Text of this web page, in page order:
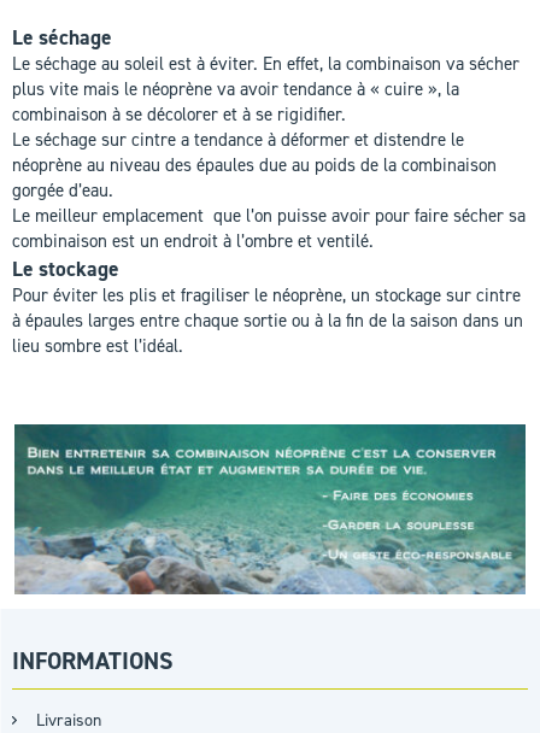
Le séchage
Le séchage au soleil est à éviter. En effet, la combinaison va sécher
plus vite mais le néoprène va avoir tendance à « cuire », la
combinaison à se décolorer et à se rigidifier.
Le séchage sur cintre a tendance à déformer et distendre le
néoprène au niveau des épaules due au poids de la combinaison
gorgée d’eau.
Le meilleur emplacement que l’on puisse avoir pour faire sécher sa
combinaison est un endroit à l’ombre et ventilé.
Le stockage
Pour éviter les plis et fragiliser le néoprène, un stockage sur cintre
à épaules larges entre chaque sortie ou à la fin de la saison dans un
lieu sombre est l’idéal.
INFORMATIONS
Livraison